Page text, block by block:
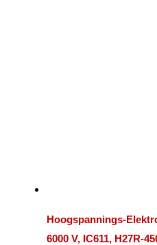
Hoogspannings-
6000 V, IC611, H27R-